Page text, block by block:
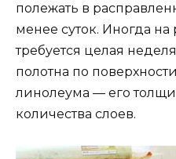
полежать в
менее суток. Иногда
требуется целая
полотна по
линолеума — его
количества слоев.